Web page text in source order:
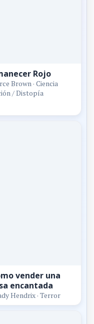
Rojo
Brown · Ciencia
/ Distopía
vender una
encantada
Hendrix · Terror